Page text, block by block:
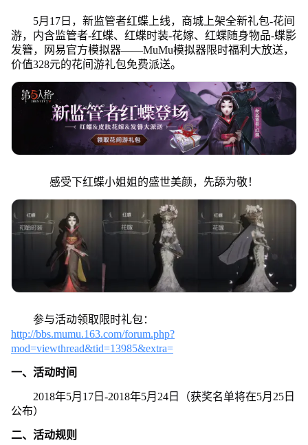
5月17日，新监管者红蝶上线，商城上架全新礼包-花间
游，内含监管者-红蝶、红蝶时装-花嫁、红蝶随身物品-蝶影
发簪，网易官方模拟器——MuMu模拟器限时福利大放送，
价值328元的花间游礼包免费派送。
感受下红蝶小姐姐的盛世美颜，先舔为敬！
参与活动领取限时礼包：
http://bbs.mumu.163.com/forum.php?
mod=viewthread&tid=13985&extra=
一、活动时间
2018年5月17日-2018年5月24日（获奖名单将在5月25日
公布）
二、活动规则